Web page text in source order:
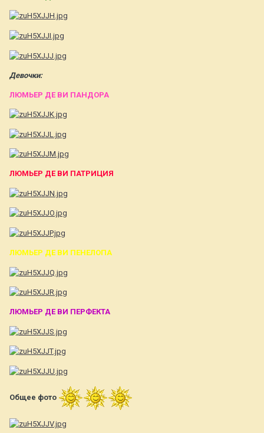
Девочки:
ЛЮМЬЕР ДЕ ВИ ПАНДОРА
ЛЮМЬЕР ДЕ ВИ ПАТРИЦИЯ
ЛЮМЬЕР ДЕ ВИ ПЕНЕЛОПА
ЛЮМЬЕР ДЕ ВИ ПЕРФЕКТА
Общее фото